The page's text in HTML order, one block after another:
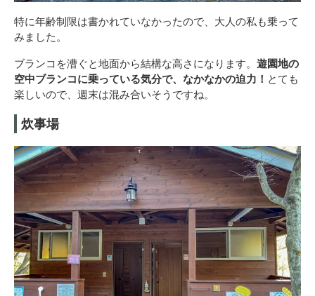
特に年齢制限は書かれていなかったので、大人の私も乗って
みました。
ブランコを漕ぐと地面から結構な高さになります。 遊園地の
空中ブランコに乗っている気分で、なかなかの迫力！ とても
楽しいので、週末は混み合いそうですね。
炊事場